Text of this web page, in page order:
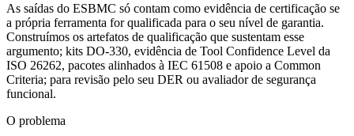
As saídas do ESBMC só contam como evidência de certificação se
a própria ferramenta for qualificada para o seu nível de garantia.
Construímos os artefatos de qualificação que sustentam esse
argumento; kits DO-330, evidência de Tool Confidence Level da
ISO 26262, pacotes alinhados à IEC 61508 e apoio a Common
Criteria; para revisão pelo seu DER ou avaliador de segurança
funcional.
O problema